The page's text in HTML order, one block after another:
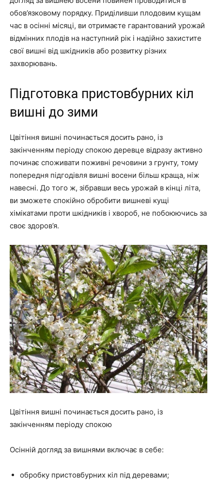
обов’язковому порядку. Приділивши плодовим кущам
час в осінні місяці, ви отримаєте гарантований урожай
відмінних плодів на наступний рік і надійно захистите
свої вишні від шкідників або розвитку різних
захворювань.
Підготовка пристовбурних кіл
вишні до зими
Цвітіння вишні починається досить рано, із
закінченням періоду спокою деревце відразу активно
починає споживати поживні речовини з грунту, тому
попередня підгодівля вишні восени більш краща, ніж
навесні. До того ж, зібравши весь урожай в кінці літа,
ви зможете спокійно обробити вишневі кущі
хімікатами проти шкідників і хвороб, не побоюючись за
своє здоров’я.
Цвітіння вишні починається досить рано, із
закінченням періоду спокою
Осінній догляд за вишнями включає в себе:
обробку пристовбурних кіл під деревами;